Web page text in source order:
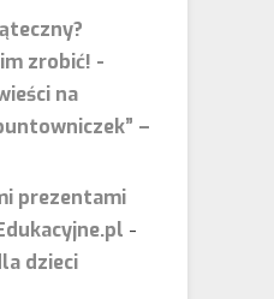
zrobić! -
na
–
prezentami
-
dzieci